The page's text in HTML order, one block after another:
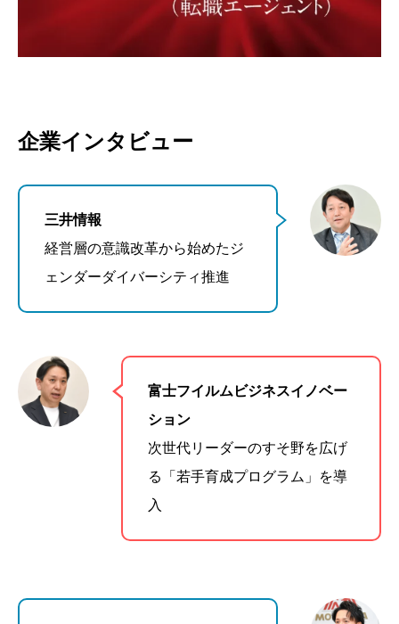
企業インタビュー
三井情報
経営層の意識改革から始めたジ
ェンダーダイバーシティ推進
富士フイルムビジネスイノベー
ション
次世代リーダーのすそ野を広げ
る「若手育成プログラム」を導
入